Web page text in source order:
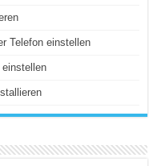
Telefon einstellen
einstellen